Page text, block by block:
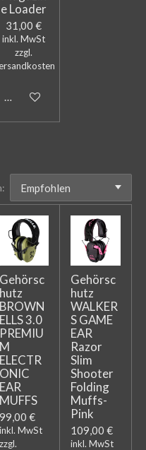
e Loader
31,00 €
inkl. MwSt
zzgl.
In den Warenkorb
Gehörsc
hutz
BROWN
ELLS 3.0
PREMIU
M
ELECTR
ONIC
EAR
MUFFS
99,00 €
inkl. MwSt
zzgl.
Gehörsc
hutz
WALKER
S GAME
EAR
Razor
Slim
Shooter
Folding
Muffs-
Pink
109,00 €
inkl. MwSt